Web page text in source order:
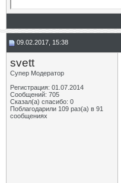
09.02.2017, 15:38
svett
Супер Модератор
Регистрация: 01.07.2014
Сообщений: 705
Сказал(а) спасибо: 0
Поблагодарили 109 раз(а) в 91
сообщениях